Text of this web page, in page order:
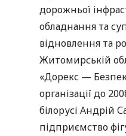
дорожньої
обладнання та
відновлення та
Житомирській
«Дорекс —
організації до
білорусі Андрій
підприємство